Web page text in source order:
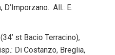
D’Imporzano. All.: E.
st Bacio Terracino),
Di Costanzo, Breglia,